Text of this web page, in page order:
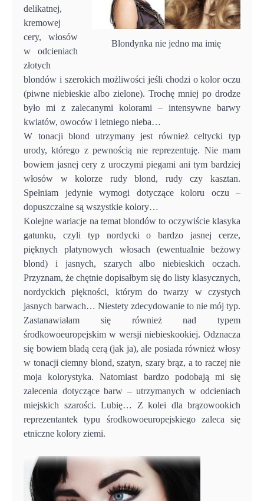
Blondynka nie jedno ma imię
delikatnej,
kremowej
cery, włosów
w odcieniach
złotych
blondów i szerokich możliwości jeśli chodzi o kolor oczu
(piwne niebieskie albo zielone). Trochę mniej po drodze
było mi z zalecanymi kolorami – intensywne barwy
kwiatów, owoców i letniego nieba…
W tonacji blond utrzymany jest również celtycki typ
urody, którego z pewnością nie reprezentuję. Nie mam
bowiem jasnej cery z uroczymi piegami ani tym bardziej
włosów w kolorze rudy blond, rudy czy kasztan.
Spełniam jedynie wymogi dotyczące koloru oczu –
dopuszczalne są wszystkie kolory…
Kolejne wariacje na temat blondów to oczywiście klasyka
gatunku, czyli typ nordycki o bardzo jasnej cerze,
pięknych platynowych włosach (ewentualnie beżowy
blond) i jasnych, szarych albo niebieskich oczach.
Przyznam, że chętnie dopisałbym się do listy klasycznych,
nordyckich piękności, którym do twarzy w czystych
jasnych barwach… Niestety zdecydowanie to nie mój typ.
Zastanawiałam się również nad typem
środkowoeuropejskim w wersji niebieskookiej. Odznacza
się bowiem bladą cerą (jak ja), ale posiada również włosy
w tonacji ciemny blond, szatyn, szary brąz, a to raczej nie
moja kolorystyka. Natomiast bardzo podobają mi się
zalecenia dotyczące barw – utrzymanych w odcieniach
miejskich szarości. Lubię… Z kolei dla brązowookich
reprezentantek typu środkowoeuropejskiego zaleca się
etniczne kolory ziemi.